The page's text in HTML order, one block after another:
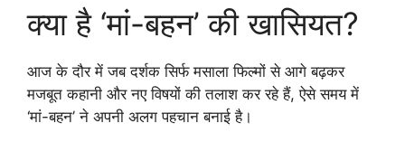
क्या है ‘मां-बहन’ की खासियत?
आज के दौर में जब दर्शक सिर्फ मसाला फिल्मों से आगे बढ़कर
मजबूत कहानी और नए विषयों की तलाश कर रहे हैं, ऐसे समय में
‘मां-बहन’ ने अपनी अलग पहचान बनाई है।